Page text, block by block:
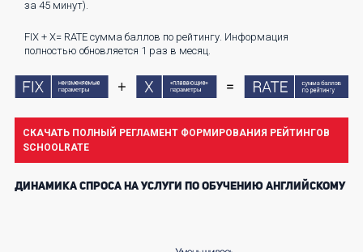
за 45 минут).
FIX + X= RATE сумма баллов по рейтингу. Информация
полностью обновляется 1 раз в месяц.
СКАЧАТЬ ПОЛНЫЙ РЕГЛАМЕНТ ФОРМИРОВАНИЯ РЕЙТИНГОВ
SCHOOLRATE
ДИНАМИКА СПРОСА НА УСЛУГИ ПО ОБУЧЕНИЮ АНГЛИЙСКОМУ